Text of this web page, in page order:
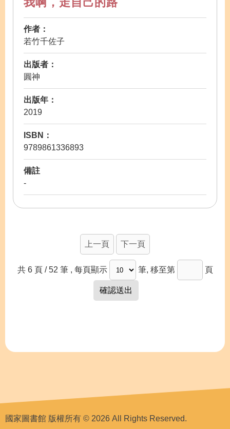
作者：
若竹千佐子
出版者：
圓神
出版年：
2019
ISBN：
9789861336893
備註
-
上一頁 下一頁
共 6 頁 / 52 筆 , 每頁顯示 筆, 移至第 頁
國家圖書館 版權所有 © 2026 All Rights Reserved.